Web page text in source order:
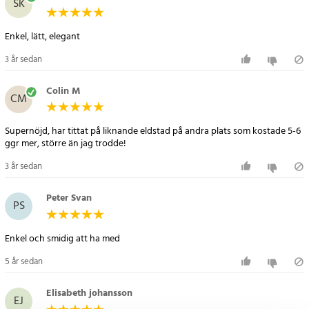
- Mått: 56 × 56 × 43 cm
- Tillbehör: praktisk förvaringsväska ingår
Artikelnummer
SK
Enkel, lätt, elegant
3 år sedan
CM Colin M
Supernöjd, har tittat på liknande eldstad på andra plats som kostade 5-6
ggr mer, större än jag trodde!
3 år sedan
PS Peter Svan
Enkel och smidig att ha med
5 år sedan
EJ Elisabeth johansson